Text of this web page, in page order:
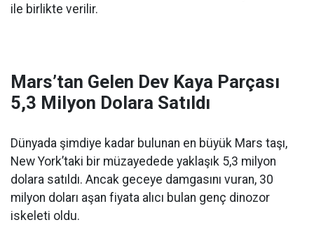
ile birlikte verilir.
Mars’tan Gelen Dev Kaya Parçası
5,3 Milyon Dolara Satıldı
Dünyada şimdiye kadar bulunan en büyük Mars taşı,
New York’taki bir müzayedede yaklaşık 5,3 milyon
dolara satıldı. Ancak geceye damgasını vuran, 30
milyon doları aşan fiyata alıcı bulan genç dinozor
iskeleti oldu.